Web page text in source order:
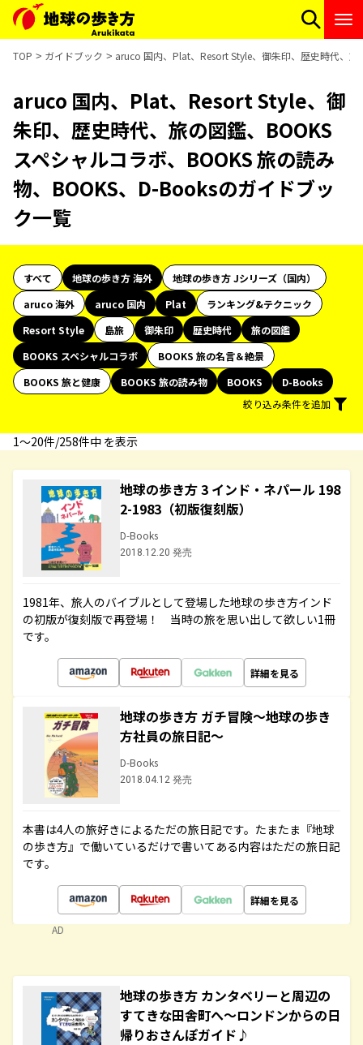
TOP ガイドブック aruco 国内、Plat、Resort Style、御朱印、歴史時代、
aruco 国内、Plat、Resort Style、御
朱印、歴史時代、旅の図鑑、BOOKS
スペシャルコラボ、BOOKS 旅の読み
物、BOOKS、D-Booksのガイドブッ
ク一覧
すべて 地球の歩き方 海外
地球の歩き方 Jシリーズ（国内）
aruco 海外
aruco 国内 Plat
ランキング&テクニック
Resort Style
島旅 御朱印 歴史時代
旅の図鑑
BOOKS スペシャルコラボ
BOOKS 旅の名言＆絶景
BOOKS 旅と健康
BOOKS 旅の読み物 BOOKS
D-Books
絞り込み条件を追加
1〜20件/258件中 を表示
地球の歩き方 3 インド・ネパール 198
2-1983（初版復刻版）
D-Books
2018.12.20 発売
1981年、旅人のバイブルとして登場した地球の歩き方インド
の初版が復刻版で再登場！ 当時の旅を思い出して欲しい1冊
です。
詳細を見る
地球の歩き方 ガチ冒険～地球の歩き
方社員の旅日記～
D-Books
2018.04.12 発売
本書は4人の旅好きによるただの旅日記です。たまたま『地球
の歩き方』で働いているだけで書いてある内容はただの旅日記
です。
詳細を見る
AD
地球の歩き方 カンタベリーと周辺の
すてきな田舎町へ～ロンドンからの日
帰りおさんぽガイド♪